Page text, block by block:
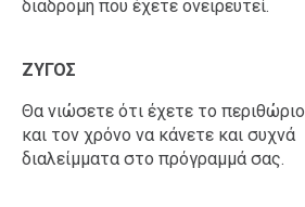
διαδρομή που έχετε ονειρευτεί.
ΖΥΓΟΣ
Θα νιώσετε ότι έχετε το περιθώριο
και τον χρόνο να κάνετε και συχνά
διαλείμματα στο πρόγραμμά σας.